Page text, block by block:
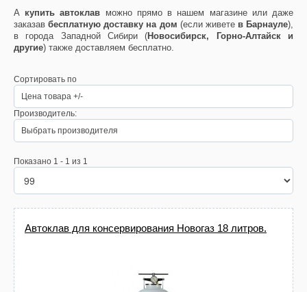
А купить автоклав можно прямо в нашем магазине или даже
заказавбесплатную доставку на дом (если живете в Барнауле),
в города Западной Сибири (Новосибирск, Горно-Алтайск и
другие) также доставляем бесплатно.
Сортировать по
Цена товара +/-
Производитель:
Выбрать производителя
Показано 1 - 1 из 1
Автоклав для консервирования Новогаз 18 литров.